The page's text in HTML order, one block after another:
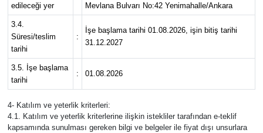
edileceği yer
Mevlana Bulvarı No:42 Yenimahalle/Ankara
3.4.
Süresi/teslim
tarihi
:
İşe başlama tarihi 01.08.2026, işin bitiş tarihi
31.12.2027
3.5. İşe başlama
tarihi
: 01.08.2026
4- Katılım ve yeterlik kriterleri:
4.1. Katılım ve yeterlik kriterlerine ilişkin istekliler tarafından e-teklif
kapsamında sunulması gereken bilgi ve belgeler ile fiyat dışı unsurlara